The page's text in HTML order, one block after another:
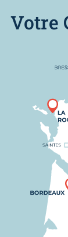
Votre